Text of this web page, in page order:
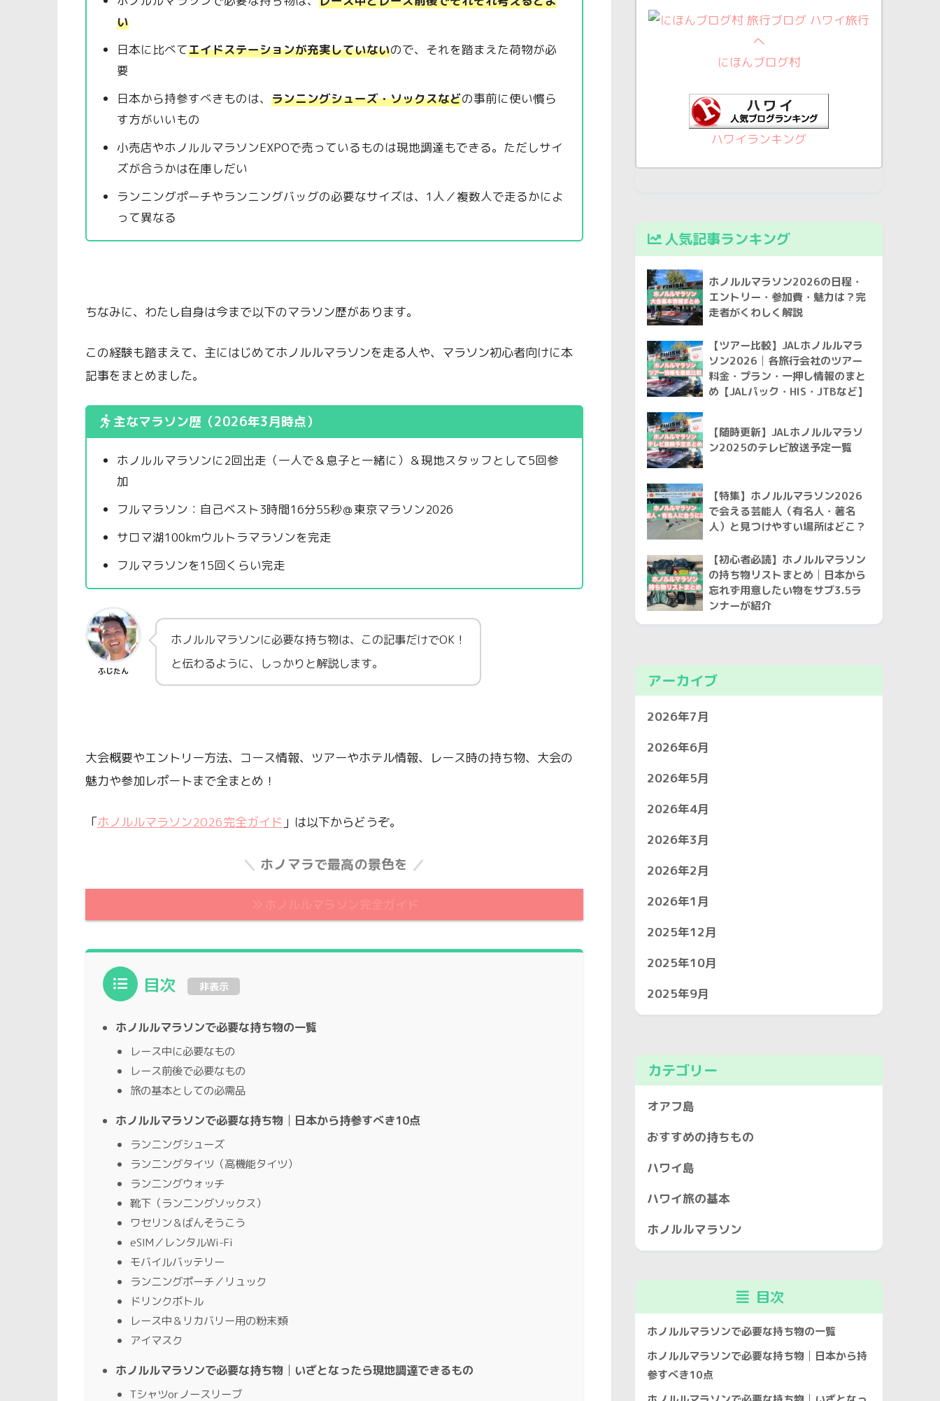
い
日本に比べてエイドステーションが充実していないので、それを踏まえた荷物が必
要
日本から持参すべきものは、ランニングシューズ・ソックスなどの事前に使い慣ら
す方がいいもの
小売店やホノルルマラソンEXPOで売っているものは現地調達もできる。ただしサイ
ズが合うかは在庫しだい
ランニングポーチやランニングバッグの必要なサイズは、1人／複数人で走るかによ
って異なる
ちなみに、わたし自身は今まで以下のマラソン歴があります。
この経験も踏まえて、主にはじめてホノルルマラソンを走る人や、マラソン初心者向けに本
記事をまとめました。
主なマラソン歴（2026年3月時点）
ホノルルマラソンに2回出走（一人で＆息子と一緒に）＆現地スタッフとして5回参
加
フルマラソン：自己ベスト3時間16分55秒＠東京マラソン2026
サロマ湖100kmウルトラマラソンを完走
フルマラソンを15回くらい完走
ふじたん
ホノルルマラソンに必要な持ち物は、この記事だけでOK！
と伝わるように、しっかりと解説します。
大会概要やエントリー方法、コース情報、ツアーやホテル情報、レース時の持ち物、大会の
魅力や参加レポートまで全まとめ！
「ホノルルマラソン2026完全ガイド 」は以下からどうぞ。
ホノマラで最高の景色を
目次 非表示
ホノルルマラソンで必要な持ち物の一覧
レース中に必要なもの
レース前後で必要なもの
旅の基本としての必需品
ホノルルマラソンで必要な持ち物│日本から持参すべき10点
ランニングシューズ
ランニングタイツ（高機能タイツ）
ランニングウォッチ
靴下（ランニングソックス）
ワセリン＆ばんそうこう
eSIM／レンタルWi-Fi
モバイルバッテリー
ランニングポーチ／リュック
ドリンクボトル
レース中＆リカバリー用の粉末類
アイマスク
ホノルルマラソンで必要な持ち物│いざとなったら現地調達できるもの
Tシャツorノースリーブ
にほんブログ村
ハワイランキング
人気記事ランキング
ホノルルマラソン2026の日程・
エントリー・参加費・魅力は？完
走者がくわしく解説
【ツアー比較】JALホノルルマラ
ソン2026│各旅行会社のツアー
料金・プラン・一押し情報のまと
め【JALパック・HIS・JTBなど】
【随時更新】JALホノルルマラソ
ン2025のテレビ放送予定一覧
【特集】ホノルルマラソン2026
で会える芸能人（有名人・著名
人）と見つけやすい場所はどこ？
【初心者必読】ホノルルマラソン
の持ち物リストまとめ│日本から
忘れず用意したい物をサブ3.5ラ
ンナーが紹介
アーカイブ
2026年7月
2026年6月
2026年5月
2026年4月
2026年3月
2026年2月
2026年1月
2025年12月
2025年10月
2025年9月
カテゴリー
オアフ島
おすすめの持ちもの
ハワイ島
ハワイ旅の基本
ホノルルマラソン
目次
ホノルルマラソンで必要な持ち物の一覧
ホノルルマラソンで必要な持ち物│日本から持
参すべき10点